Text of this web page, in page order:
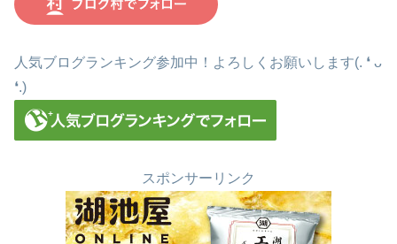
人気ブログランキング参加中！よろしくお願いします(. ❛ ᴗ
❛.)
スポンサーリンク